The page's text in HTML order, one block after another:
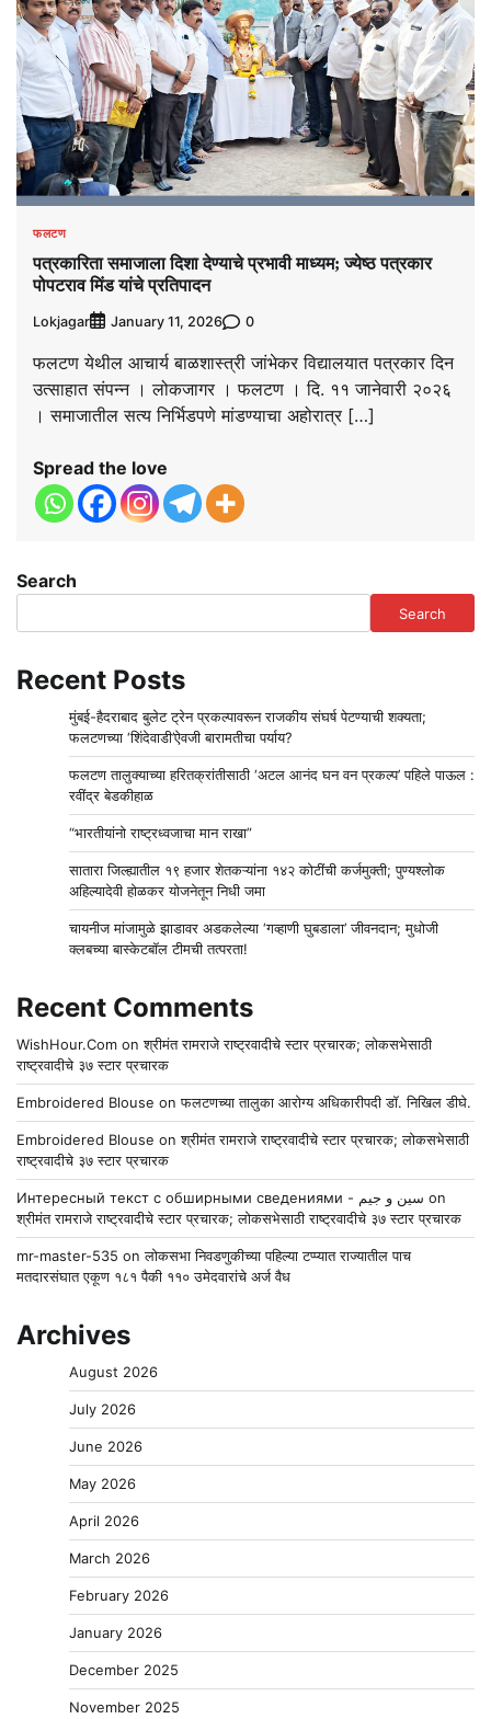
फलटण
पत्रकारिता समाजाला दिशा देण्याचे प्रभावी माध्यम; ज्येष्ठ पत्रकार
पोपटराव मिंड यांचे प्रतिपादन
Lokjagar January 11, 2026 0
फलटण येथील आचार्य बाळशास्त्री जांभेकर विद्यालयात पत्रकार दिन
उत्साहात संपन्न । लोकजागर । फलटण । दि. ११ जानेवारी २०२६
। समाजातील सत्य निर्भिडपणे मांडण्याचा अहोरात्र […]
Spread the love
Search
Search
Recent Posts
मुंबई-हैदराबाद बुलेट ट्रेन प्रकल्पावरून राजकीय संघर्ष पेटण्याची शक्यता;
फलटणच्या ‘शिंदेवाडी’ऐवजी बारामतीचा पर्याय?
फलटण तालुक्याच्या हरितक्रांतीसाठी ‘अटल आनंद घन वन प्रकल्प’ पहिले पाऊल :
रवींद्र बेडकीहाळ
“भारतीयांनो राष्ट्रध्वजाचा मान राखा”
सातारा जिल्ह्यातील १९ हजार शेतकऱ्यांना १४२ कोटींची कर्जमुक्ती; पुण्यश्लोक
अहिल्यादेवी होळकर योजनेतून निधी जमा
चायनीज मांजामुळे झाडावर अडकलेल्या ‘गव्हाणी घुबडाला’ जीवनदान; मुधोजी
क्लबच्या बास्केटबॉल टीमची तत्परता!
Recent Comments
WishHour.Com onश्रीमंत रामराजे राष्ट्रवादीचे स्टार प्रचारक; लोकसभेसाठी
राष्ट्रवादीचे ३७ स्टार प्रचारक
Embroidered Blouse onफलटणच्या तालुका आरोग्य अधिकारीपदी डॉ. निखिल डीघे.
Embroidered Blouse onश्रीमंत रामराजे राष्ट्रवादीचे स्टार प्रचारक; लोकसभेसाठी
राष्ट्रवादीचे ३७ स्टार प्रचारक
Интересный текст с обширными сведениями - سين و جيم on
श्रीमंत रामराजे राष्ट्रवादीचे स्टार प्रचारक; लोकसभेसाठी राष्ट्रवादीचे ३७ स्टार प्रचारक
mr-master-535 onलोकसभा निवडणुकीच्या पहिल्या टप्प्यात राज्यातील पाच
मतदारसंघात एकूण १८१ पैकी ११० उमेदवारांचे अर्ज वैध
Archives
August 2026
July 2026
June 2026
May 2026
April 2026
March 2026
February 2026
January 2026
December 2025
November 2025